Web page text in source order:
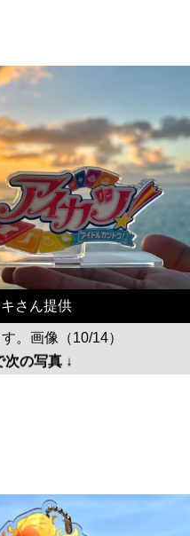
さん提供
。画像（10/14）
次の写真 ↓